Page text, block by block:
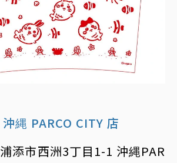
縄 PARCO CITY 店
添市西洲3丁目1-1 沖縄PAR